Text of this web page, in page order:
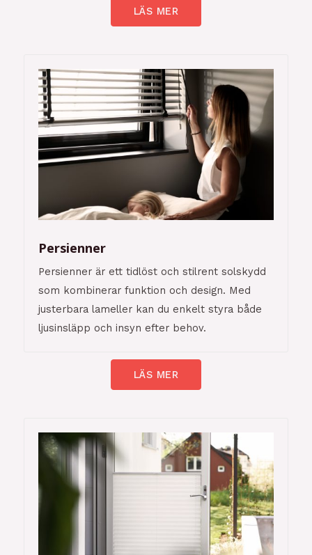
LÄS MER
Persienner
Persienner är ett tidlöst och stilrent solskydd
som kombinerar funktion och design. Med
justerbara lameller kan du enkelt styra både
ljusinsläpp och insyn efter behov.
LÄS MER